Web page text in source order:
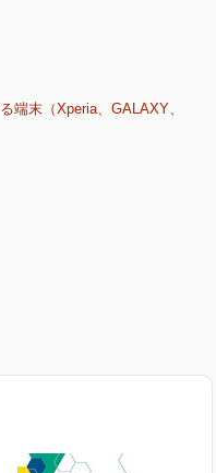
端末（Xperia、GALAXY、